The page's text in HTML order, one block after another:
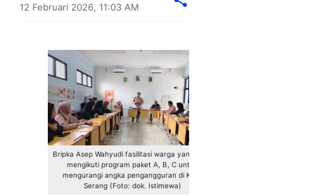
12 Februari 2026, 11:03 AM
Bripka Asep Wahyudi fasilitasi warga yang ingin
mengikuti program paket A, B, C untuk
mengurangi angka pengangguran di Kota
Serang (Foto: dok. Istimewa)